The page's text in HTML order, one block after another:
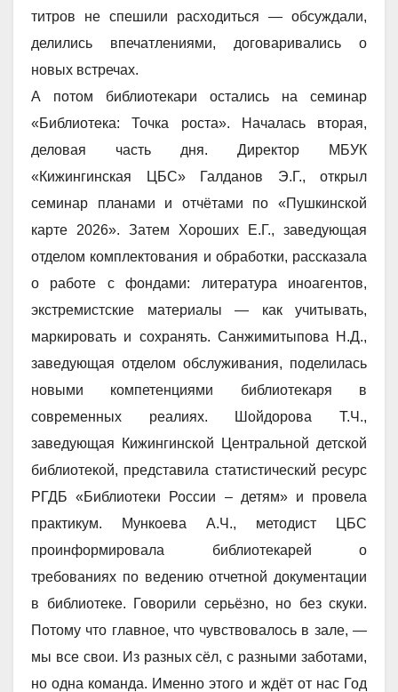
титров не спешили расходиться — обсуждали,
делились впечатлениями, договаривались о
новых встречах.
А потом библиотекари остались на семинар
«Библиотека: Точка роста». Началась вторая,
деловая часть дня. Директор МБУК
«Кижингинская ЦБС» Галданов Э.Г., открыл
семинар планами и отчётами по «Пушкинской
карте 2026». Затем Хороших Е.Г., заведующая
отделом комплектования и обработки, рассказала
о работе с фондами: литература иноагентов,
экстремистские материалы — как учитывать,
маркировать и сохранять. Санжимитыпова Н.Д.,
заведующая отделом обслуживания, поделилась
новыми компетенциями библиотекаря в
современных реалиях. Шойдорова Т.Ч.,
заведующая Кижингинской Центральной детской
библиотекой, представила статистический ресурс
РГДБ «Библиотеки России – детям» и провела
практикум. Мункоева А.Ч., методист ЦБС
проинформировала библиотекарей о
требованиях по ведению отчетной документации
в библиотеке. Говорили серьёзно, но без скуки.
Потому что главное, что чувствовалось в зале, —
мы все свои. Из разных сёл, с разными заботами,
но одна команда. Именно этого и ждёт от нас Год